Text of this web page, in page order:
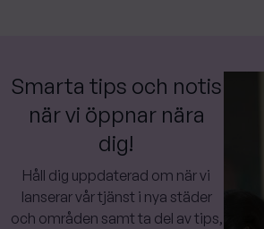
Smarta tips och notis
när vi öppnar nära
dig!
Håll dig uppdaterad om när vi
lanserar vår tjänst i nya städer
och områden samt ta del av tips,